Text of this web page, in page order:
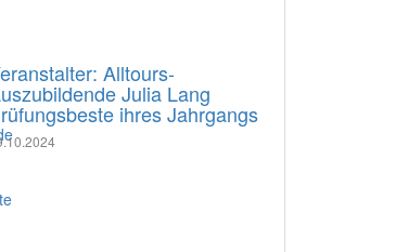
Alltours-
Julia Lang
ihres Jahrgangs